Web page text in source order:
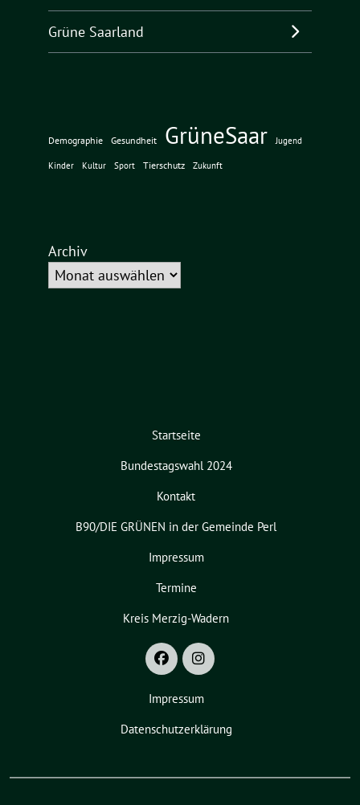
Grüne Saarland
Demographie Gesundheit GrüneSaar Jugend
Kinder Kultur Sport Tierschutz Zukunft
Archiv
Startseite
Bundestagswahl 2024
Kontakt
B90/DIE GRÜNEN in der Gemeinde Perl
Impressum
Termine
Kreis Merzig-Wadern
Impressum
Datenschutzerklärung